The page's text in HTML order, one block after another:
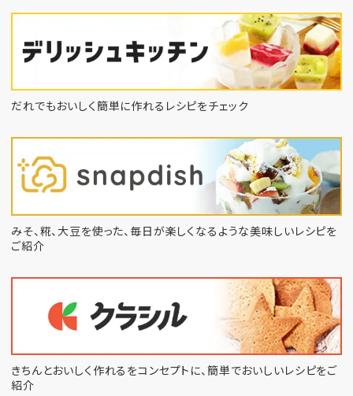
だれでもおいしく簡単に作れるレシピをチェック
みそ、糀、大豆を使った、毎日が楽しくなるような美味しいレシピを
ご紹介
きちんとおいしく作れるをコンセプトに、簡単でおいしいレシピをご
紹介